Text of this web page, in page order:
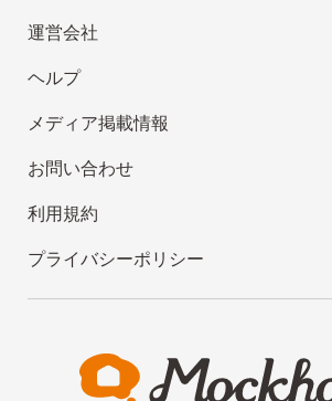
運営会社
ヘルプ
メディア掲載情報
お問い合わせ
利用規約
プライバシーポリシー